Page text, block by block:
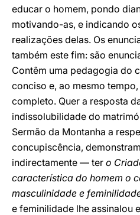
educar o homem, pondo
motivando-as, e indicando
realizações delas. Os
também este fim: são
Contêm uma pedagogia do
conciso e, ao mesmo
completo. Quer a resposta
indissolubilidade do
Sermão da Montanha a
concupiscência,
indirectamente — ter o
característica do homem o
masculinidade e
e feminilidade lhe assinalou